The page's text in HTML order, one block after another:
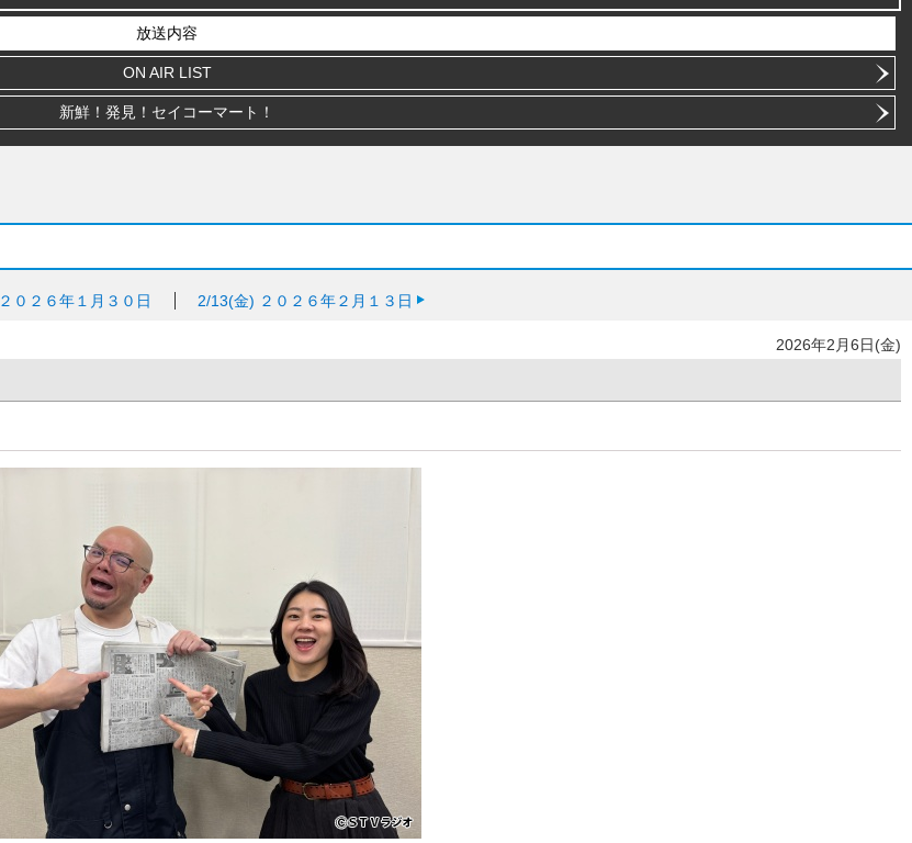
放送内容
ON AIR LIST
新鮮！発見！セイコーマート！
２０２６年１月３０日 2/13(金) ２０２６年２月１３日
2026年2月6日(金)